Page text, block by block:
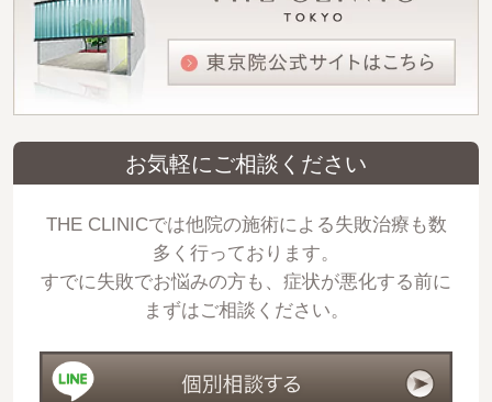
お気軽にご相談ください
THE CLINICでは他院の施術による失敗治療も数
多く行っております。
すでに失敗でお悩みの方も、症状が悪化する前に
まずはご相談ください。